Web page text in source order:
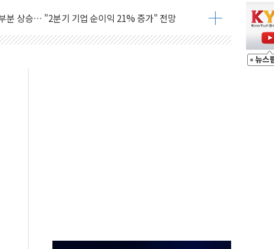
나토 회원국 공격 검토… 거짓 깃발 작전"
회…로봇·AI 데이터센터·모빌리티 구체화
대…상법·자본시장법 개정 논의"
익실현 속 혼조세...웨스턴디지털·샌디스크↓
인 '사파리' 공격… 시민들 공포감 극대화 전략
주총 기대감에 홀로 상한가…마진 잔액은 사상 최고
지 위험수위…숨은 차입이 더 큰 변수"